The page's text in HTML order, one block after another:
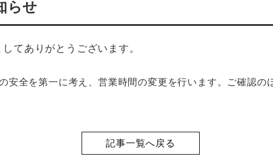
らせ
てありがとうございます。
安全を第一に考え、営業時間の変更を行います。ご確認の
記事一覧へ戻る